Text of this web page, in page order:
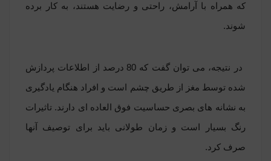
که همراه با آرامش، راحتی و رضایت هستند، به کار برده
شوند.
در نتیجه، می توان گفت که 80 درصد از اطلاعات پردازش
شده توسط مغز از طریق چشم است و افراد هنگام یادگیری
به نشانه های بصری حساسیت فوق العاده ای دارند. تاثیرات
رنگ بسیار است و زمان طولانی باید برای توصیف آنها
صرف کرد.